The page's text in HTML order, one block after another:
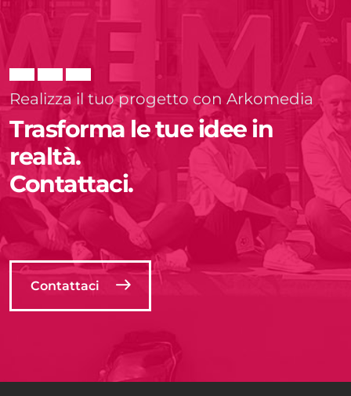
Realizza il tuo progetto con Arkomedia
Trasforma le tue idee in
realtà.
Contattaci.
Contattaci